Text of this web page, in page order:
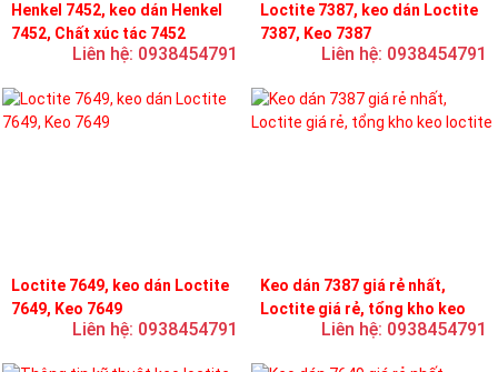
Henkel 7452, keo dán Henkel
7452, Chất xúc tác 7452
Liên hệ: 0938454791
Loctite 7387, keo dán Loctite
7387, Keo 7387
Liên hệ: 0938454791
Loctite 7649, keo dán Loctite
7649, Keo 7649
Liên hệ: 0938454791
Keo dán 7387 giá rẻ nhất,
Loctite giá rẻ, tổng kho keo
Liên hệ: 0938454791